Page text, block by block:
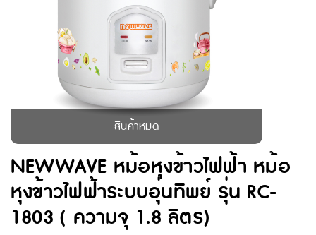
สินค้าหมด
NEWWAVE หม้อหุงข้าวไฟฟ้า หม้อ
หุงข้าวไฟฟ้าระบบอุ่นทิพย์ รุ่น RC-
1803 ( ความจุ 1.8 ลิตร)